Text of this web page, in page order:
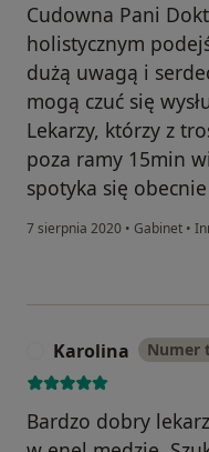
Cudowna Pani
holistycznym
dużą uwagą i
mogą czuć się
Lekarzy, którzy z
poza ramy 15min
spotyka się
7 sierpnia 2020 • Gabinet •
Karolina Numer
Bardzo dobry